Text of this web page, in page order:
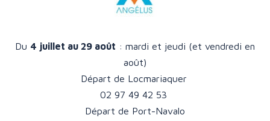
Du 4 juillet au 29 août : mardi et jeudi (et vendredi en
août)
Départ de Locmariaquer
02 97 49 42 53
Départ de Port-Navalo